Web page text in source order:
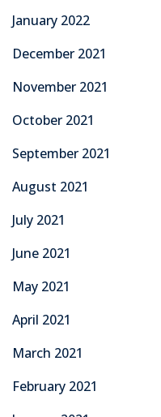
January 2022
December 2021
November 2021
October 2021
September 2021
August 2021
July 2021
June 2021
May 2021
April 2021
March 2021
February 2021